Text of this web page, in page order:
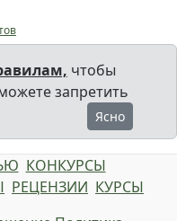
чтобы
запретить
Ясно
КОНКУРСЫ
РЕЦЕНЗИИ КУРСЫ